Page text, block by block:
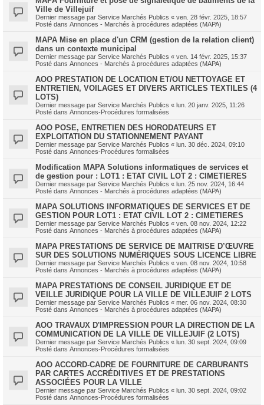
Ville de Villejuif
Dernier message par Service Marchés Publics « ven. 28 févr. 2025, 18:57
Posté dans Annonces - Marchés à procédures adaptées (MAPA)
MAPA Mise en place d'un CRM (gestion de la relation client)
dans un contexte municipal
Dernier message par Service Marchés Publics « ven. 14 févr. 2025, 15:37
Posté dans Annonces - Marchés à procédures adaptées (MAPA)
AOO PRESTATION DE LOCATION ET/OU NETTOYAGE ET
ENTRETIEN, VOILAGES ET DIVERS ARTICLES TEXTILES (4
LOTS)
Dernier message par Service Marchés Publics « lun. 20 janv. 2025, 11:26
Posté dans Annonces-Procédures formalisées
AOO POSE, ENTRETIEN DES HORODATEURS ET
EXPLOITATION DU STATIONNEMENT PAYANT
Dernier message par Service Marchés Publics « lun. 30 déc. 2024, 09:10
Posté dans Annonces-Procédures formalisées
Modification MAPA Solutions informatiques de services et
de gestion pour : LOT1 : ETAT CIVIL LOT 2 : CIMETIERES
Dernier message par Service Marchés Publics « lun. 25 nov. 2024, 16:44
Posté dans Annonces - Marchés à procédures adaptées (MAPA)
MAPA SOLUTIONS INFORMATIQUES DE SERVICES ET DE
GESTION POUR LOT1 : ETAT CIVIL LOT 2 : CIMETIERES
Dernier message par Service Marchés Publics « ven. 08 nov. 2024, 12:22
Posté dans Annonces - Marchés à procédures adaptées (MAPA)
MAPA PRESTATIONS DE SERVICE DE MAITRISE D’ŒUVRE
SUR DES SOLUTIONS NUMÉRIQUES SOUS LICENCE LIBRE
Dernier message par Service Marchés Publics « ven. 08 nov. 2024, 10:58
Posté dans Annonces - Marchés à procédures adaptées (MAPA)
MAPA PRESTATIONS DE CONSEIL JURIDIQUE ET DE
VEILLE JURIDIQUE POUR LA VILLE DE VILLEJUIF 2 LOTS
Dernier message par Service Marchés Publics « mer. 06 nov. 2024, 08:30
Posté dans Annonces - Marchés à procédures adaptées (MAPA)
AOO TRAVAUX D'IMPRESSION POUR LA DIRECTION DE LA
COMMUNICATION DE LA VILLE DE VILLEJUIF (2 LOTS)
Dernier message par Service Marchés Publics « lun. 30 sept. 2024, 09:09
Posté dans Annonces-Procédures formalisées
AOO ACCORD-CADRE DE FOURNITURE DE CARBURANTS
PAR CARTES ACCRÉDITIVES ET DE PRESTATIONS
ASSOCIÉES POUR LA VILLE
Dernier message par Service Marchés Publics « lun. 30 sept. 2024, 09:02
Posté dans Annonces-Procédures formalisées